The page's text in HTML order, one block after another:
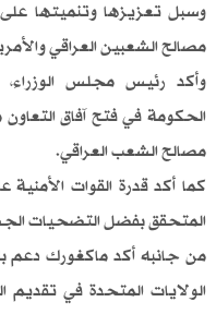
وسبل تعزيزها وتنميتها
مصالح الشعبين العراقي
وأكد رئيس مجلس
الحكومة في فتح آفاق التعاون
مصالح الشعب العراقي.
كما أكد قدرة القوات
المتحقق بفضل التضحيات
من جانبه أكد ماكغورك دعم
الولايات المتحدة في تقديم